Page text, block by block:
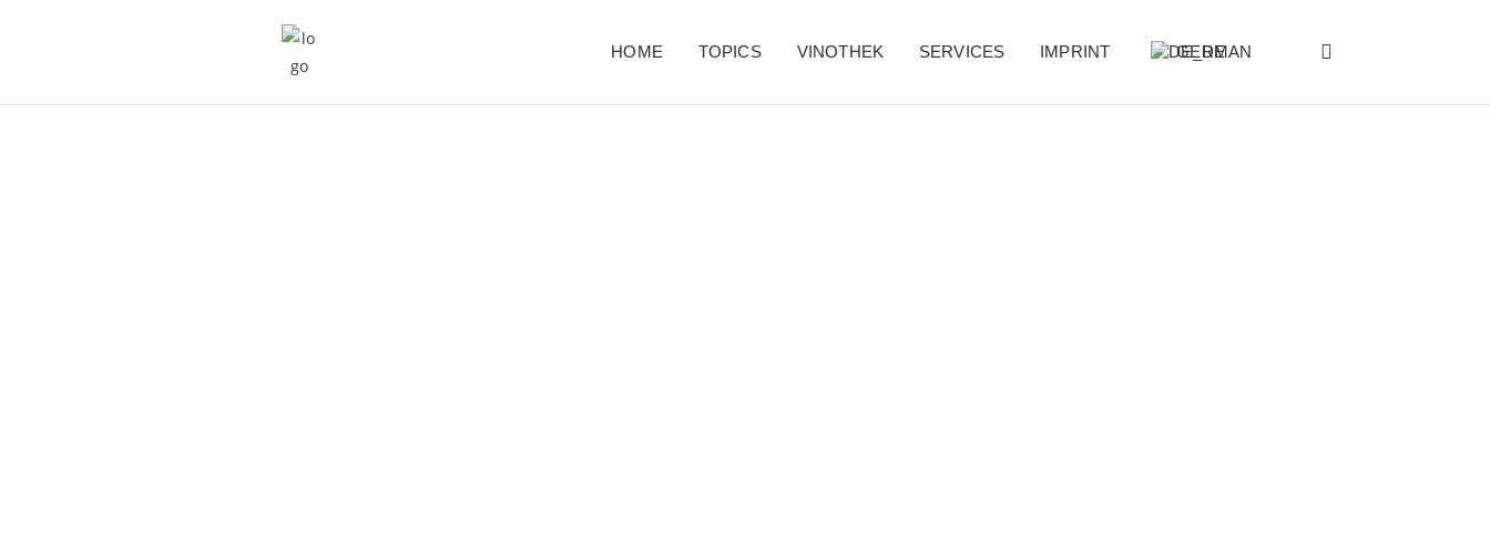
HOME TOPICS VINOTHEK SERVICES IMPRINT GERMAN